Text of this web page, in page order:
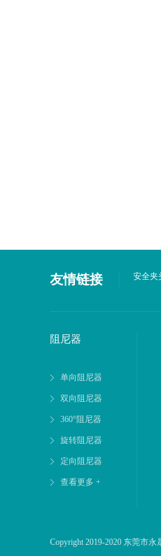
友情链接 安全夹
阻尼器
单向阻尼器
双向阻尼器
360°阻尼器
旋转阻尼器
定向阻尼器
查看更多 +
Copyright 2019-2020 东莞